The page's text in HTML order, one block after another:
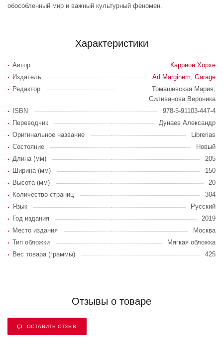
обособленный мир и важный культурный феномен.
Характеристики
Автор
Каррион Хорхе
Издатель
Ad Marginem, Garage
Редактор
Томашевская Мария;
Силиванова Вероника
ISBN
978-5-91103-447-4
Переводчик
Дунаев Александр
Оригинальное название
Librerias
Состояние
Новый
Длина (мм)
205
Ширина (мм)
150
Высота (мм)
20
Количество страниц
304
Язык
Русский
Год издания
2019
Место издания
Москва
Тип обложки
Мягкая обложка
Вес товара (граммы)
425
Отзывы о товаре
ОСТАВИТЬ ОТЗЫВ